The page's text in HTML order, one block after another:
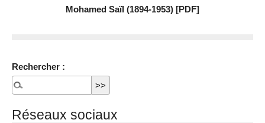
Mohamed Saïl (1894-1953) [PDF]
Rechercher :
Réseaux sociaux